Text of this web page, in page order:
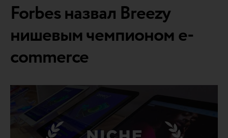
Forbes назвал Breezy
нишевым чемпионом e-
commerce